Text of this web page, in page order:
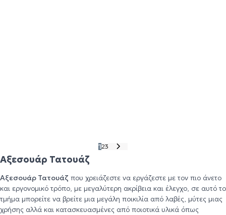
123
Αξεσουάρ Τατουάζ
Αξεσουάρ Τατουάζ που χρειάζεστε να εργάζεστε με τον πιο άνετο
και εργονομικό τρόπο, με μεγαλύτερη ακρίβεια και έλεγχο, σε αυτό το
τμήμα μπορείτε να βρείτε μια μεγάλη ποικιλία από λαβές, μύτες μιας
χρήσης αλλά και κατασκευασμένες από ποιοτικά υλικά όπως